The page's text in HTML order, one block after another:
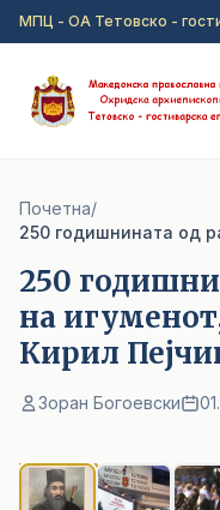
Прејди на главна
МПЦ - ОА Тетовско -
Почетна/
250
на
Кирил
Зоран Богоевски